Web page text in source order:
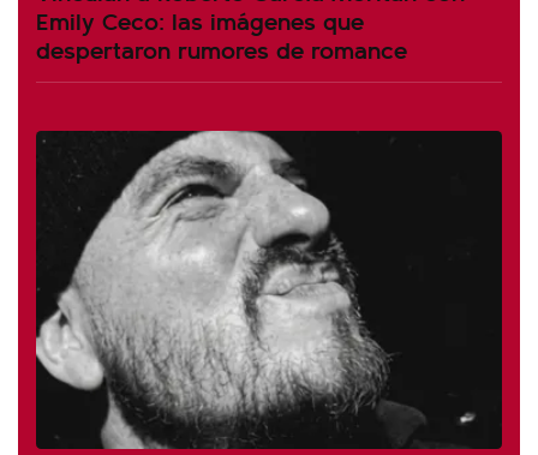
Emily Ceco: las imágenes que
despertaron rumores de romance